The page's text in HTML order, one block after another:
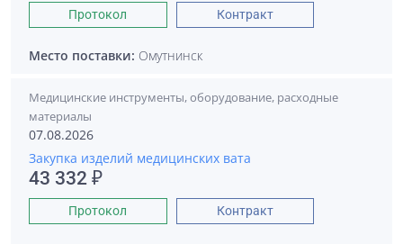
Протокол Контракт
Место поставки: Омутнинск
Медицинские инструменты, оборудование, расходные
материалы
07.08.2026
Закупка изделий медицинских вата
43 332 ₽
Протокол Контракт